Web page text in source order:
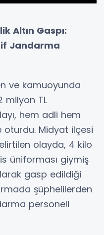
Altın Gaspı:
Jandarma
ve kamuoyunda
milyon TL
hem adli hem
Midyat ilçesi
olayda, 4 kilo
üniforması giymiş
gasp edildiği
şüphelilerden
personeli